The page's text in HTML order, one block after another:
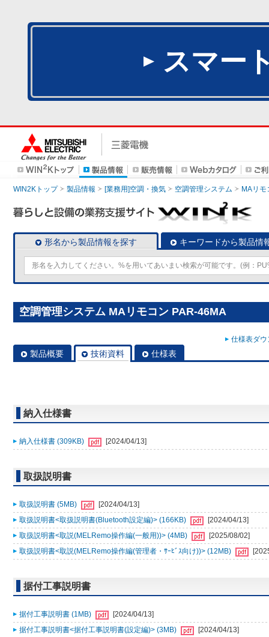
スマー
WIN2Kトップ 製品情報 [業務用]空調・換気 空調管理システム MAリモ
形名から製品情報を探す キーワードから製品情
空調管理システム MAリモコン PAR-46MA
仕様表ダ
製品概要 技術資料 仕様表
納入仕様書
納入仕様書 (309KB) [2024/04/13]
取扱説明書
取扱説明書 (5MB)
[2024/04/13]
取扱説明書<取扱説明書(Bluetooth設定編)> (166KB)
[2024/04/13]
取扱説明書<取説(MELRemo操作編(一般用))> (4MB)
[2025/08/02]
取扱説明書<取説(MELRemo操作編(管理者・ｻｰﾋﾞｽ向け))> (12MB)
据付工事説明書
据付工事説明書 (1MB)
[2024/04/13]
据付工事説明書<据付工事説明書(設定編)> (3MB)
[2024/04/13]